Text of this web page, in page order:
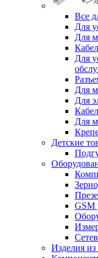
Все
Для
Для
Для
Для
Для
Для
Детские
GSM
Изделия